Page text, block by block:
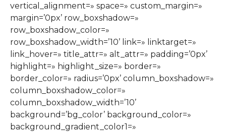
vertical_alignment=» space=» custom_margin=»
margin=’0px’ row_boxshadow=»
row_boxshadow_color=»
row_boxshadow_width=’10’ link=» linktarget=»
link_hover=» title_attr=» alt_attr=» padding=’0px’
highlight=» highlight_size=» border=»
border_color=» radius=’0px’ column_boxshadow=»
column_boxshadow_color=»
column_boxshadow_width=’10’
background=’bg_color’ background_color=»
background_gradient_color1=»